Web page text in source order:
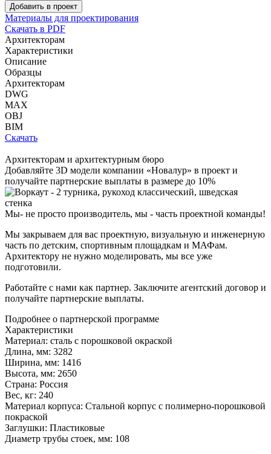
Добавить в проект
Материалы для проектирования
Скачать в PDF
Архитекторам
Характеристики
Описание
Образцы
Архитекторам
DWG
MAX
OBJ
BIM
Скачать
Архитекторам и архитектурным бюро
Добавляйте 3D модели компании «Новалур» в проект и
получайте партнерские выплаты в размере до 10%
Мы- не просто производитель, мы - часть проектной команды!
Мы закрываем для вас проектную, визуальную и инженерную
часть по детским, спортивным площадкам и МАФам.
Архитектору не нужно моделировать, мы все уже
подготовили.
Работайте с нами как партнер. Заключите агентский договор и
получайте партнерские выплаты.
Подробнее о партнерской программе
Характеристики
Материал: сталь с порошковой окраской
Длина, мм: 3282
Ширина, мм: 1416
Высота, мм: 2650
Страна: Россия
Вес, кг: 240
Материал корпуса: Стальной корпус с полимерно-порошковой
покраской
Заглушки: Пластиковые
Диаметр трубы стоек, мм: 108